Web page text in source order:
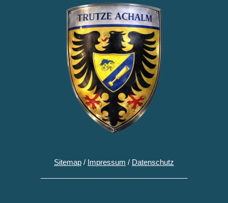
Sitemap / Impressum / Datenschutz